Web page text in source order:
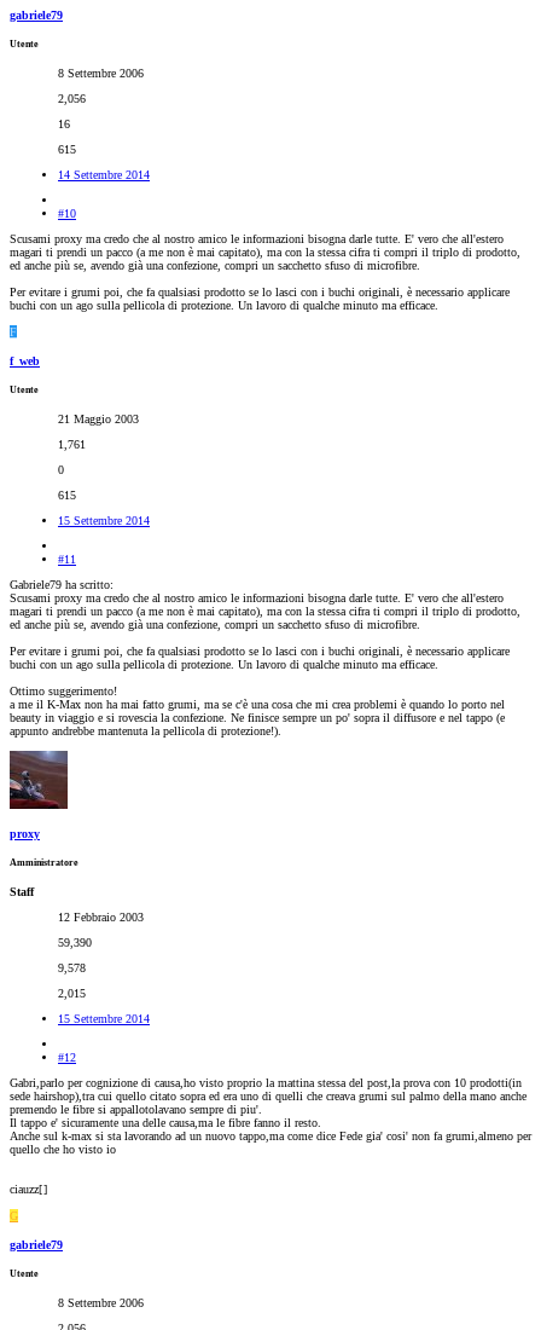
gabriele79
Utente
8 Settembre 2006
2,056
16
615
14 Settembre 2014
#10
Scusami proxy ma credo che al nostro amico le informazioni bisogna darle tutte. E' vero che all'estero
magari ti prendi un pacco (a me non è mai capitato), ma con la stessa cifra ti compri il triplo di prodotto,
ed anche più se, avendo già una confezione, compri un sacchetto sfuso di microfibre.
Per evitare i grumi poi, che fa qualsiasi prodotto se lo lasci con i buchi originali, è necessario applicare
buchi con un ago sulla pellicola di protezione. Un lavoro di qualche minuto ma efficace.
F
f_web
Utente
21 Maggio 2003
1,761
0
615
15 Settembre 2014
#11
Gabriele79 ha scritto:
Scusami proxy ma credo che al nostro amico le informazioni bisogna darle tutte. E' vero che all'estero
magari ti prendi un pacco (a me non è mai capitato), ma con la stessa cifra ti compri il triplo di prodotto,
ed anche più se, avendo già una confezione, compri un sacchetto sfuso di microfibre.
Per evitare i grumi poi, che fa qualsiasi prodotto se lo lasci con i buchi originali, è necessario applicare
buchi con un ago sulla pellicola di protezione. Un lavoro di qualche minuto ma efficace.
Ottimo suggerimento!
a me il K-Max non ha mai fatto grumi, ma se c'è una cosa che mi crea problemi è quando lo porto nel
beauty in viaggio e si rovescia la confezione. Ne finisce sempre un po' sopra il diffusore e nel tappo (e
appunto andrebbe mantenuta la pellicola di protezione!).
proxy
Amministratore
Staff
12 Febbraio 2003
59,390
9,578
2,015
15 Settembre 2014
#12
Gabri,parlo per cognizione di causa,ho visto proprio la mattina stessa del post,la prova con 10 prodotti(in
sede hairshop),tra cui quello citato sopra ed era uno di quelli che creava grumi sul palmo della mano anche
premendo le fibre si appallotolavano sempre di piu'.
Il tappo e' sicuramente una delle causa,ma le fibre fanno il resto.
Anche sul k-max si sta lavorando ad un nuovo tappo,ma come dice Fede gia' cosi' non fa grumi,almeno per
quello che ho visto io
ciauzz[]
G
gabriele79
Utente
8 Settembre 2006